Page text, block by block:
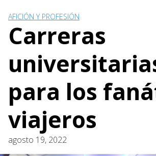
AFICIÓN Y PROFESIÓN
Carreras
para los
viajeros
agosto 19, 2022